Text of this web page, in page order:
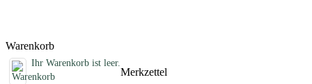
Warenkorb
Ihr Warenkorb ist leer.
Merkzettel